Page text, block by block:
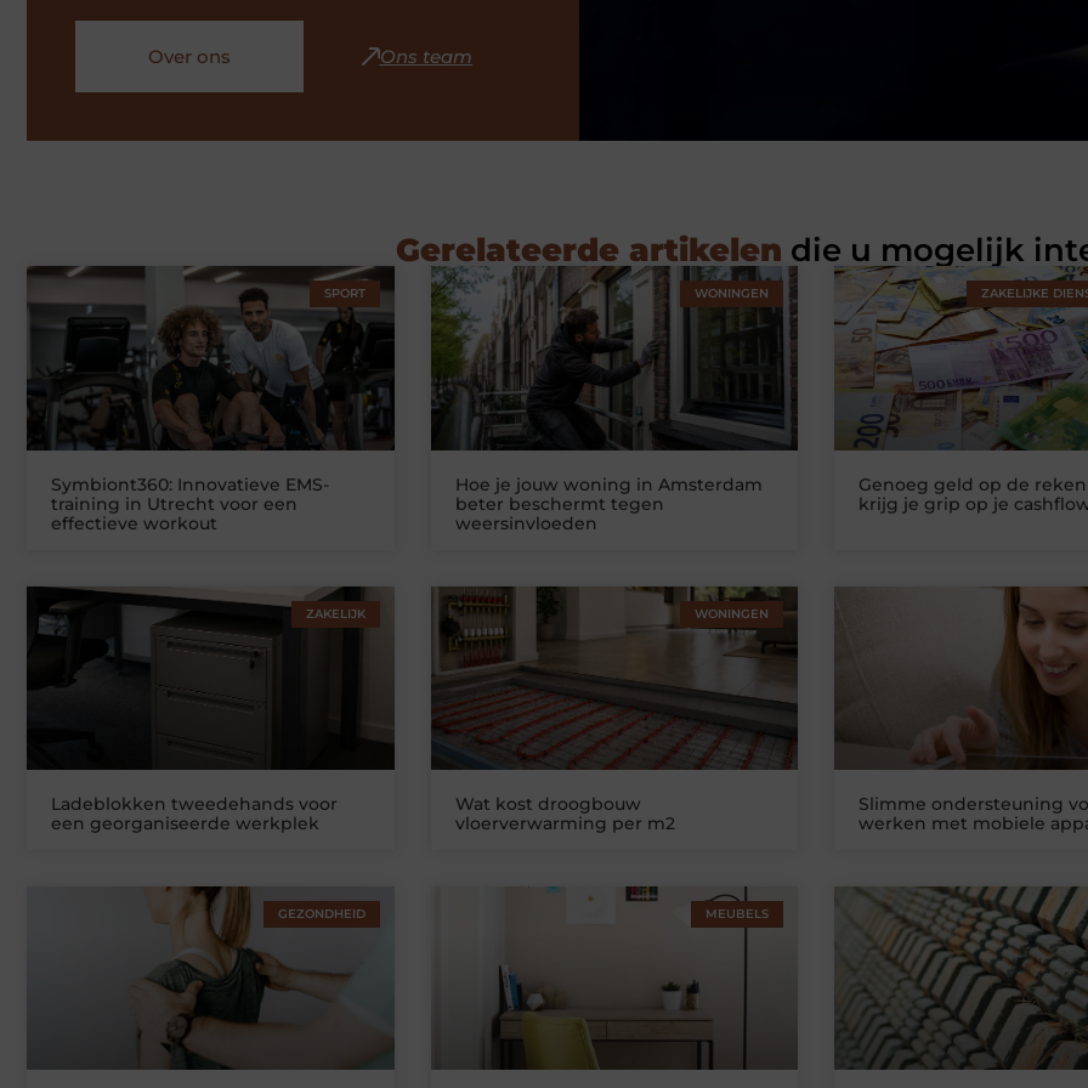
Over ons Ons team
Gerelateerde artikelen die u mogelijk
SPORT
Symbiont360: Innovatieve EMS-
training in Utrecht voor een
effectieve workout
WONINGEN
Hoe je jouw woning in Amsterdam
beter beschermt tegen
weersinvloeden
ZAKELIJKE
Genoeg geld op de
krijg je grip op je
ZAKELIJK
Ladeblokken tweedehands voor
een georganiseerde werkplek
WONINGEN
Wat kost droogbouw
vloerverwarming per m2
Slimme ondersteuning
werken met mobiele
GEZONDHEID MEUBELS